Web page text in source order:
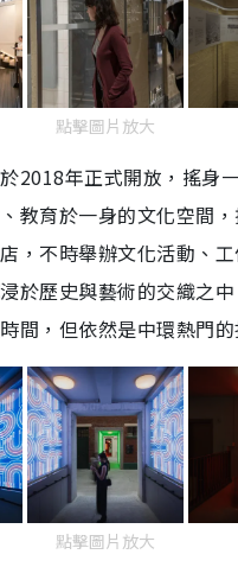
點擊圖片放大
2018年正式開放，搖身
教育於一身的文化空間
，不時舉辦文化活動、
於歷史與藝術的交織之
間，但依然是中環熱門的
點擊圖片放大